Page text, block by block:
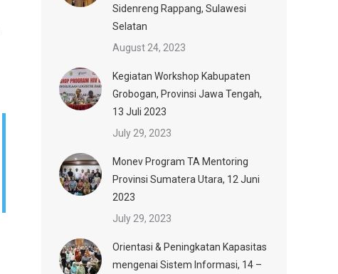
Sidenreng Rappang, Sulawesi
Selatan
August 24, 2023
Kegiatan Workshop Kabupaten
Grobogan, Provinsi Jawa Tengah,
13 Juli 2023
July 29, 2023
Monev Program TA Mentoring
Provinsi Sumatera Utara, 12 Juni
2023
July 29, 2023
Orientasi & Peningkatan Kapasitas
mengenai Sistem Informasi, 14 –